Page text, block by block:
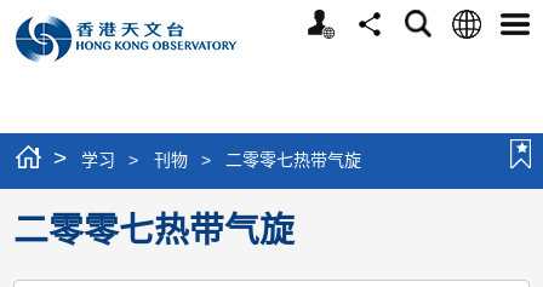
个
分
搜
语
选
> 学习 > 刊物 > 二零零七热带气旋
二零零七热带气旋